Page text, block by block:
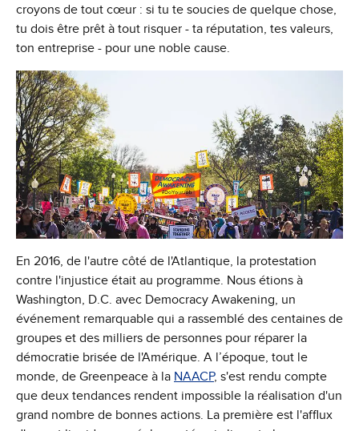
croyons de tout cœur : si tu te soucies de quelque chose,
tu dois être prêt à tout risquer - ta réputation, tes valeurs,
ton entreprise - pour une noble cause.
En 2016, de l'autre côté de l'Atlantique, la protestation
contre l'injustice était au programme. Nous étions à
Washington, D.C. avec Democracy Awakening, un
événement remarquable qui a rassemblé des centaines de
groupes et des milliers de personnes pour réparer la
démocratie brisée de l'Amérique. A l’époque, tout le
monde, de Greenpeace à la NAACP, s'est rendu compte
que deux tendances rendent impossible la réalisation d'un
grand nombre de bonnes actions. La première est l'afflux